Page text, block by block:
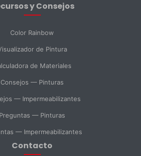
Soporte Técnico Compras
Enviar Mensaje
y Consejos
Color Rainbow
de Pintura
de Materiales
Consejos — Pinturas
— Impermeabilizantes
Preguntas — Pinturas
— Impermeabilizantes
Contacto